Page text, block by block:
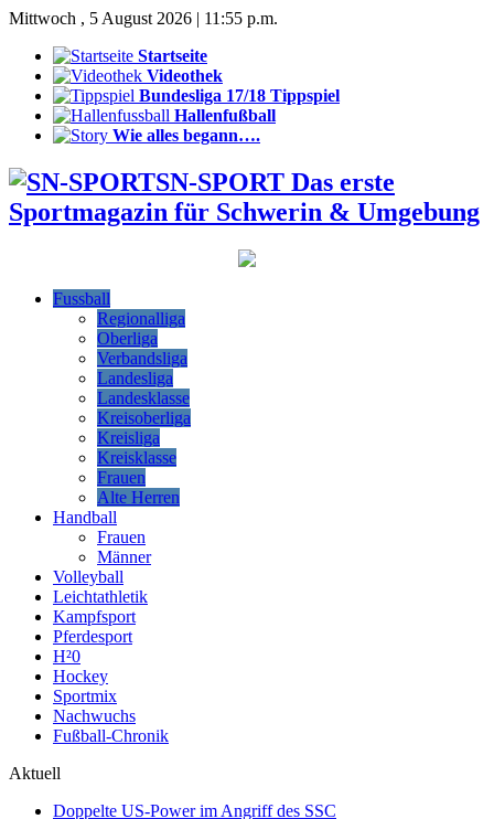
Mittwoch , 5 August 2026 | 11:55 p.m.
Startseite
Videothek
Bundesliga 17/18 Tippspiel
Hallenfußball
Wie alles begann….
SN-SPORT Das erste
Sportmagazin für Schwerin & Umgebung
Fussball
Regionalliga
Oberliga
Verbandsliga
Landesliga
Landesklasse
Kreisoberliga
Kreisliga
Kreisklasse
Frauen
Alte Herren
Handball
Frauen
Männer
Volleyball
Leichtathletik
Kampfsport
Pferdesport
H²0
Hockey
Sportmix
Nachwuchs
Fußball-Chronik
Aktuell
Doppelte US-Power im Angriff des SSC